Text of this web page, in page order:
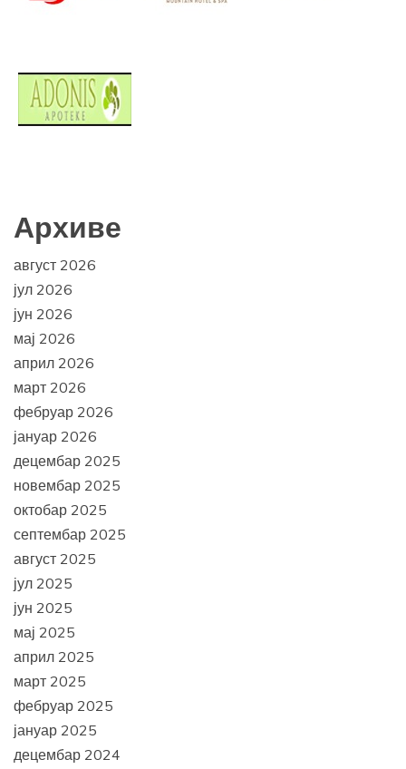
Архиве
август 2026
јул 2026
јун 2026
мај 2026
април 2026
март 2026
фебруар 2026
јануар 2026
децембар 2025
новембар 2025
октобар 2025
септембар 2025
август 2025
јул 2025
јун 2025
мај 2025
април 2025
март 2025
фебруар 2025
јануар 2025
децембар 2024